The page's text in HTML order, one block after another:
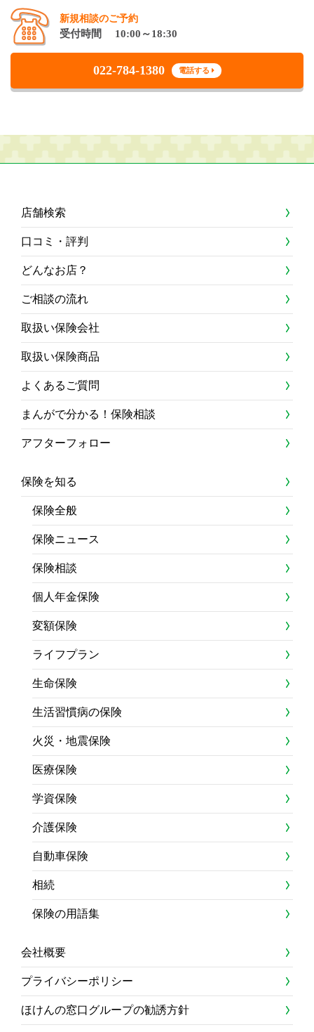
新規相談のご予約
受付時間 10:00～18:30
022-784-1380 電話する
店舗検索
口コミ・評判
どんなお店？
ご相談の流れ
取扱い保険会社
取扱い保険商品
よくあるご質問
まんがで分かる！保険相談
アフターフォロー
保険を知る
保険全般
保険ニュース
保険相談
個人年金保険
変額保険
ライフプラン
生命保険
生活習慣病の保険
火災・地震保険
医療保険
学資保険
介護保険
自動車保険
相続
保険の用語集
会社概要
プライバシーポリシー
ほけんの窓口グループの勧誘方針